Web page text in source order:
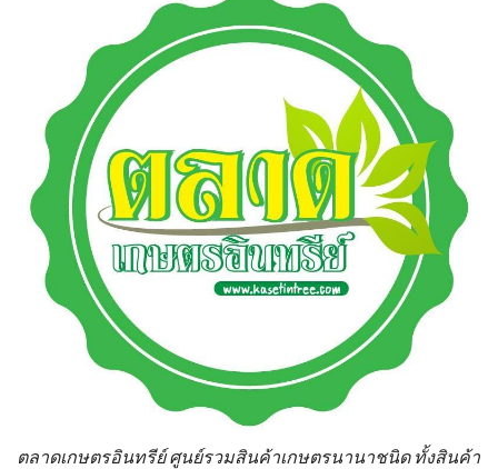
ตลาดเกษตรอินทรีย์ ศูนย์รวมสินค้าเกษตรนานาชนิด ทั้งสินค้า